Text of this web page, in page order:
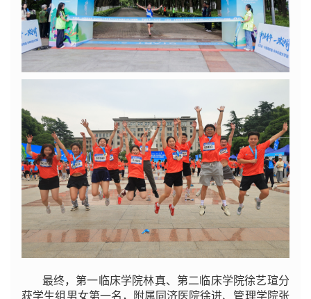
最终，第一临床学院林真、第二临床学院徐艺瑄分
获学生组男女第一名，附属同济医院徐进、管理学院张